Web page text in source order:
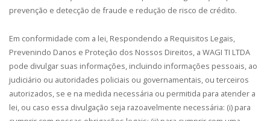
prevenção e detecção de fraude e redução de risco de crédito.
Em conformidade com a lei, Respondendo a Requisitos Legais,
Prevenindo Danos e Proteção dos Nossos Direitos, a WAGI TI LTDA
pode divulgar suas informações, incluindo informações pessoais, ao
judiciário ou autoridades policiais ou governamentais, ou terceiros
autorizados, se e na medida necessária ou permitida para atender a
lei, ou caso essa divulgação seja razoavelmente necessária: (i) para